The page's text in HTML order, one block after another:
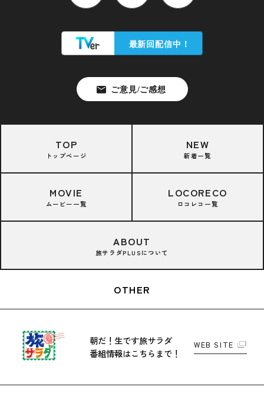
TOP
トップページ
NEW
新着一覧
MOVIE
ムービー一覧
LOCORECO
ロコレコ一覧
ABOUT
旅サラダPLUSについて
OTHER
朝だ！生です旅サラダ
番組情報はこちらまで！
WEB SITE